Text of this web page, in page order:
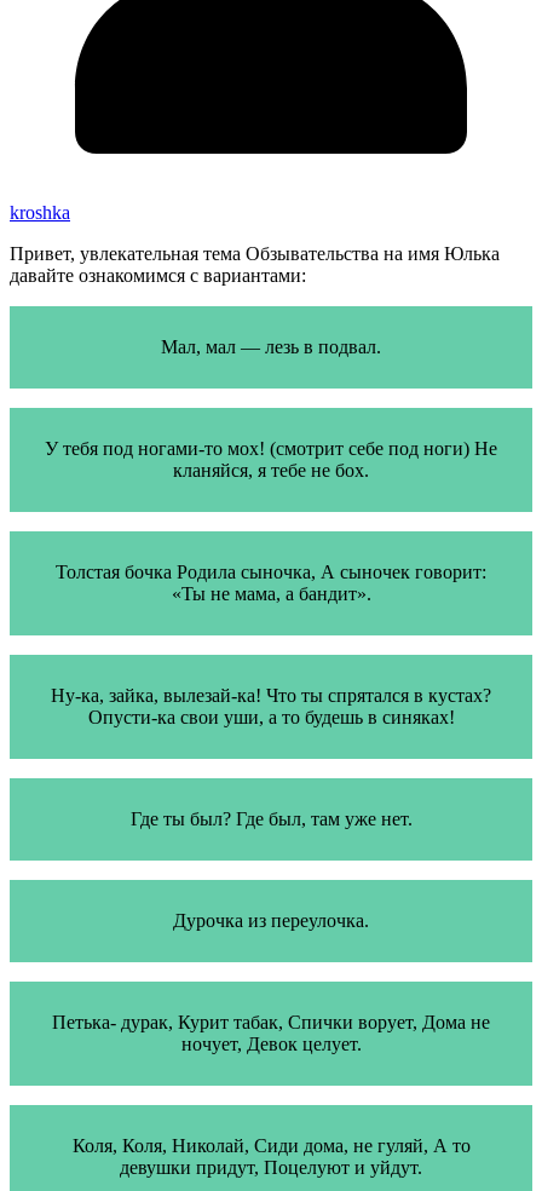
kroshka
Привет, увлекательная тема Обзывательства на имя Юлька
давайте ознакомимся с вариантами:
Мал, мал — лезь в подвал.
У тебя под ногами-то мох! (смотрит себе под ноги) Не
кланяйся, я тебе не бох.
Толстая бочка Родила сыночка, А сыночек говорит:
«Ты не мама, а бандит».
Ну-ка, зайка, вылезай-ка! Что ты спрятался в кустах?
Опусти-ка свои уши, а то будешь в синяках!
Где ты был? Где был, там уже нет.
Дурочка из переулочка.
Петька- дурак, Курит табак, Спички ворует, Дома не
ночует, Девок целует.
Коля, Коля, Николай, Сиди дома, не гуляй, А то
девушки придут, Поцелуют и уйдут.